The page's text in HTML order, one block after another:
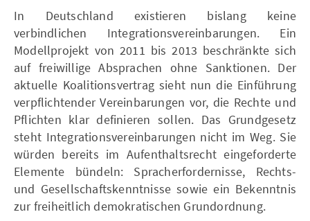
In Deutschland existieren bislang keine
verbindlichen Integrationsvereinbarungen. Ein
Modellprojekt von 2011 bis 2013 beschränkte sich
auf freiwillige Absprachen ohne Sanktionen. Der
aktuelle Koalitionsvertrag sieht nun die Einführung
verpflichtender Vereinbarungen vor, die Rechte und
Pflichten klar definieren sollen. Das Grundgesetz
steht Integrationsvereinbarungen nicht im Weg. Sie
würden bereits im Aufenthaltsrecht eingeforderte
Elemente bündeln: Spracherfordernisse, Rechts-
und Gesellschaftskenntnisse sowie ein Bekenntnis
zur freiheitlich demokratischen Grundordnung.